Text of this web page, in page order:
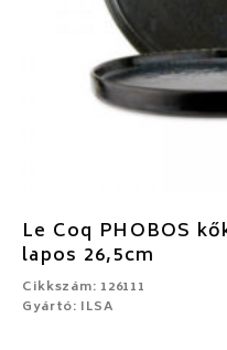
Le Coq PHOBOS
lapos 26,5cm
Cikkszám: 126111
Gyártó: ILSA